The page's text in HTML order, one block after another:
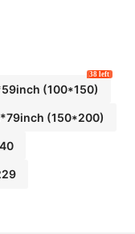
(100*150)
38 left
(150*200)